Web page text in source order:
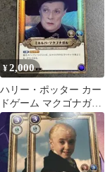
¥2,000
ハリー・ポッター カー
ドゲーム マクゴナガル
先生 ＋ 先生セット売り